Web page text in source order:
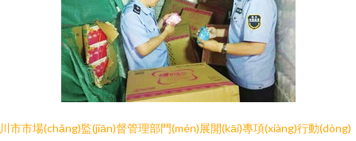
市市場(chǎng)監(jiān)督管理部門(mén)展開(kāi)專項(xiàng)行動(dòng)